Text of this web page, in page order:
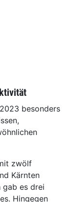
besonders
zwölf
Kärnten
gab es drei
Hingegen